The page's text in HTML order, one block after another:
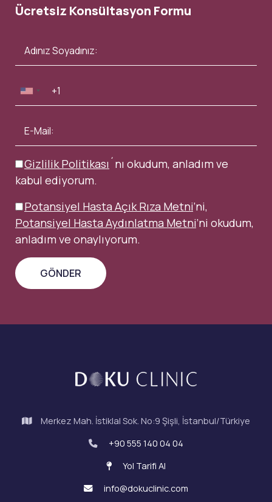
Ücretsiz Konsültasyon Formu
Gizlilik Politikası ´nı okudum, anladım ve
kabul ediyorum.
Potansiyel Hasta Açık Rıza Metni’ni,
Potansiyel Hasta Aydınlatma Metni’ni okudum,
anladım ve onaylıyorum.
Merkez Mah. İstiklal Sok. No:9 Şişli, İstanbul/Türkiye
+90 555 140 04 04
Yol Tarifi Al
info@dokuclinic.com